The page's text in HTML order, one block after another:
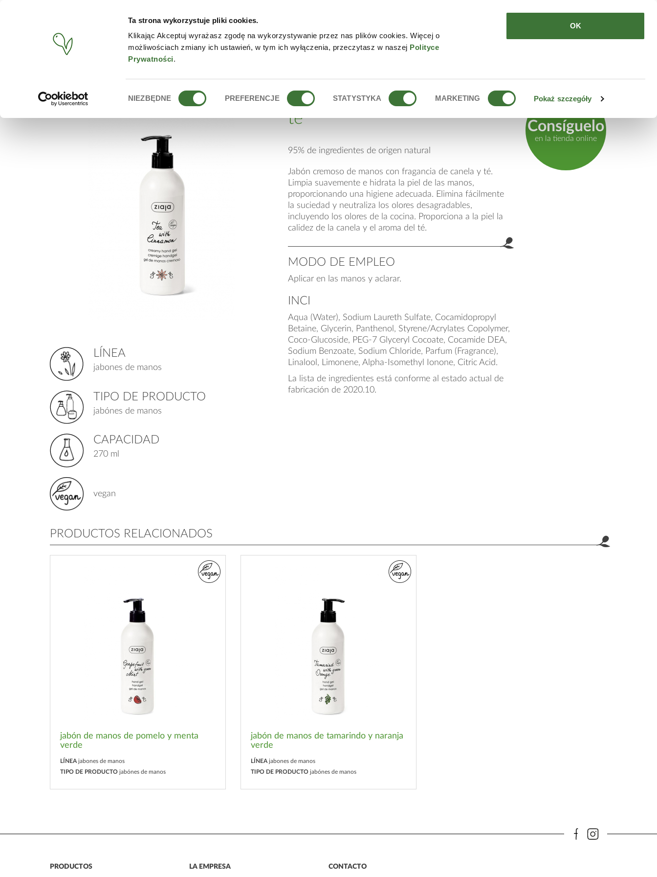
Ta strona wykorzystuje pliki cookies.
Klikając Akceptuj wyrażasz zgodę na wykorzystywanie przez nas plików cookies. Więcej o
możliwościach zmiany ich ustawień, w tym ich wyłączenia, przeczytasz w naszej Polityce
Prywatności.
zgody
NIEZBĘDNE PREFERENCJE STATYSTYKA MARKETING Pokaż szczegóły
OK
PRODUCTOS TIENDA ONLINE CONTACTO
BUSCAR ZIAJA JABÓN DE MANOS DE CANELA Y TÉ
LÍNEA
jabones de manos
TIPO DE PRODUCTO
jabónes de manos
CAPACIDAD
270 ml
vegan
jabón de manos de canela y
té
95% de ingredientes de origen natural
Jabón cremoso de manos con fragancia de canela y té.
Limpia suavemente e hidrata la piel de las manos,
proporcionando una higiene adecuada. Elimina fácilmente
la suciedad y neutraliza los olores desagradables,
incluyendo los olores de la cocina. Proporciona a la piel la
calidez de la canela y el aroma del té.
MODO DE EMPLEO
Aplicar en las manos y aclarar.
INCI
Aqua (Water), Sodium Laureth Sulfate, Cocamidopropyl
Betaine, Glycerin, Panthenol, Styrene/Acrylates Copolymer,
Coco-Glucoside, PEG-7 Glyceryl Cocoate, Cocamide DEA,
Sodium Benzoate, Sodium Chloride, Parfum (Fragrance),
Linalool, Limonene, Alpha-Isomethyl Ionone, Citric Acid.
La lista de ingredientes está conforme al estado actual de
fabricación de 2020.10.
Consíguelo
en la tienda online
PRODUCTOS RELACIONADOS
jabón de manos de pomelo y menta
verde
LÍNEA jabones de manos
TIPO DE PRODUCTO jabónes de manos
jabón de manos de tamarindo y naranja
verde
LÍNEA jabones de manos
TIPO DE PRODUCTO jabónes de manos
PRODUCTOS LA EMPRESA CONTACTO